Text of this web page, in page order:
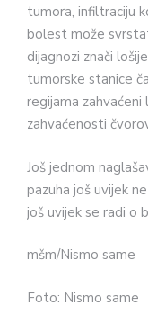
tumora, infiltraciju
bolest može
dijagnozi znači
tumorske stanice
regijama
zahvaćenosti
Još jednom
pazuha još uvijek
još uvijek se radi o
mšm/Nismo same
Foto: Nismo same